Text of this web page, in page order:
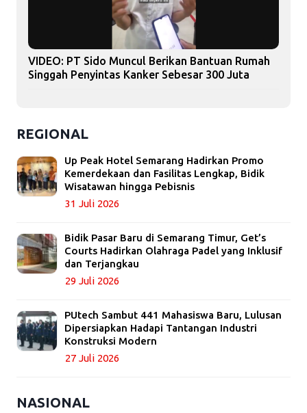
VIDEO: PT Sido Muncul Berikan Bantuan Rumah
Singgah Penyintas Kanker Sebesar 300 Juta
REGIONAL
Up Peak Hotel Semarang Hadirkan Promo
Kemerdekaan dan Fasilitas Lengkap, Bidik
Wisatawan hingga Pebisnis
31 Juli 2026
Bidik Pasar Baru di Semarang Timur, Get’s
Courts Hadirkan Olahraga Padel yang Inklusif
dan Terjangkau
29 Juli 2026
PUtech Sambut 441 Mahasiswa Baru, Lulusan
Dipersiapkan Hadapi Tantangan Industri
Konstruksi Modern
27 Juli 2026
NASIONAL